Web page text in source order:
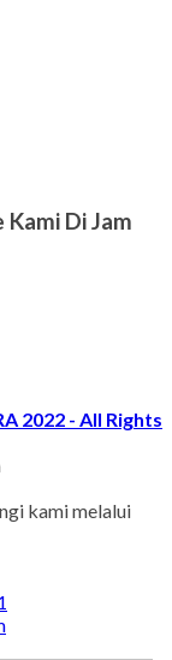
Di Jam
2022 - All Rights
kami melalui